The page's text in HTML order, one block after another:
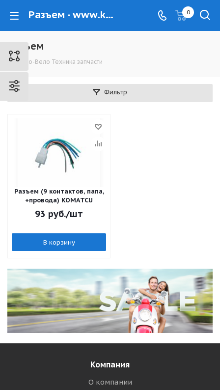
Разъем - www.kovrovec.ru 0
Разъем
Мото-Вело Техника запчасти
Фильтр
Разъем (9 контактов, папа,
+провода) KOMATCU
93 руб./шт
В корзину
Компания
О компании